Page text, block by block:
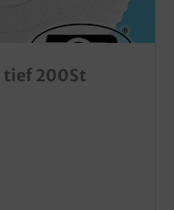
tief 200St